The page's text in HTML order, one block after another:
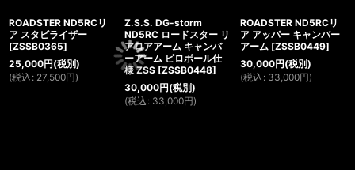
ROADSTER ND5RCリ
ア スタビライザー
[ZSSB0365]
25,000円(税別)
(税込 : 27,500円)
Z.S.S. DG-storm
ND5RC ロードスター リ
アロアアーム キャンバ
ーアーム ピロボール仕
様 ZSS [ZSSB0448]
30,000円(税別)
(税込 : 33,000円)
ROADSTER ND5RCリ
ア アッパー キャンバー
アーム [ZSSB0449]
30,000円(税別)
(税込 : 33,000円)